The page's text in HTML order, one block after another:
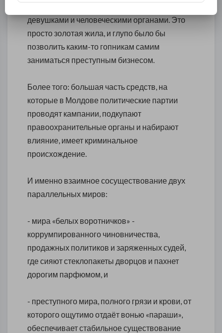
девушками и человеческими органами. Это
просто золотая жила, и глупо было бы
позволить каким-то гопникам самим
заниматься преступным бизнесом.
Более того: большая часть средств, на
которые в Молдове политические партии
проводят кампании, подкупают
правоохранительные органы и набирают
влияние, имеет криминальное
происхождение.
И именно взаимное сосуществование двух
параллельных миров:
- мира «белых воротничков» -
коррумпированного чиновничества,
продажных политиков и заряженных судей,
где сияют стеклопакеты дворцов и пахнет
дорогим парфюмом, и
- преступного мира, полного грязи и крови, от
которого ощутимо отдаёт вонью «параши»,
обеспечивает стабильное существование